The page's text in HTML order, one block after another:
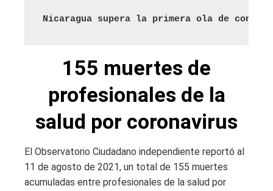
Nicaragua supera la primera ola de
155 muertes de
profesionales de la
salud por coronavirus
El Observatorio Ciudadano independiente reportó al
11 de agosto de 2021, un total de 155 muertes
acumuladas entre profesionales de la salud por